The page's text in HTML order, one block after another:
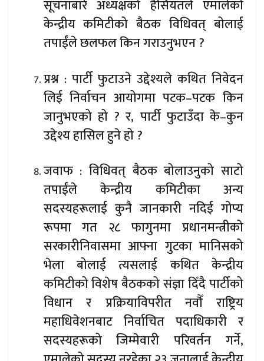
सूचनाबारे अध्यक्षको हैसियतले एमालेको
केन्द्रीय कमिटीको बैठक विधिवत् बोलाई
तपाईंले छलफल किन गराउनुभएन ?
प्रश्न : पार्टी फुटाउने उद्देश्यले कथित निवेदन
लिई निर्वाचन आयोगमा पटक–पटक किन
जानुभएको हो ? र, पार्टी फुटाउँदा के–कुन
उद्देश्य हासिल हुने हो ?
जवाफ : विधिवत् बैठक बोलाउनुको साटो
तपाईंले केन्द्रीय कमिटीका अन्य
सदस्यहरूलाई कुनै जानकारी नदिई गोप्य
रूपमा गत २८ फागुनमा प्रधानमन्त्रीको
सरकारीनिवासमा आफ्ना गुटका मानिसको
भेला बोलाई त्यसलाई कथित केन्द्रीय
कमिटीको विशेष बैठकको संज्ञा दिँदै पार्टीको
विधान र प्रक्रियाविपरीत नवौँ राष्ट्रिय
महाधिवेशनबाट निर्वाचित पदाधिकारी र
सदस्यहरूको जिम्मेवारी परिवर्तन गर्ने,